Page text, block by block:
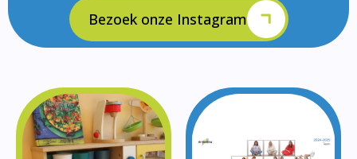
Bezoek onze Instagram